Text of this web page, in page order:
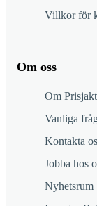
Villkor för
Om oss
Om Prisjakt
Vanliga
Kontakta
Jobba hos
Nyhetsrum